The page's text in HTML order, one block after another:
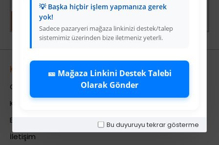
💡 Başka hiçbir işlem yapmanıza gerek
yok!
Sadece pazaryeri mağaza linkinizi destek/talep
sistemimiz üzerinden bize iletmeniz yeterli.
🎫 Mağaza Linkini Destek Talebi
Olarak Gönder
Bu duyuruyu tekrar gösterme
Kurumsal
Colezium Hakkında
Kurumsal Bilgiler
Banka Hesab Bilgileri
İletişim